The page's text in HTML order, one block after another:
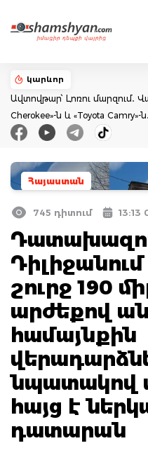
կարևոր
Ավտովթար՝ Լոռու մարզում․
Cherokee»-ն և «Toyota
Հայաստան
745 դիտում 13:13
շուրջ 190
արժեքով
համայնքին
նպատակով
հայց է
դատարան